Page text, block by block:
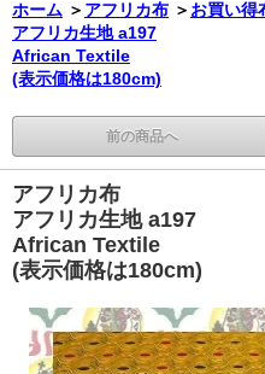
ホーム ＞ アフリカ布 ＞ お買い得
アフリカ生地 a197
African Textile
(表示価格は180cm)
前の商品へ
アフリカ布
アフリカ生地 a197
African Textile
(表示価格は180cm)